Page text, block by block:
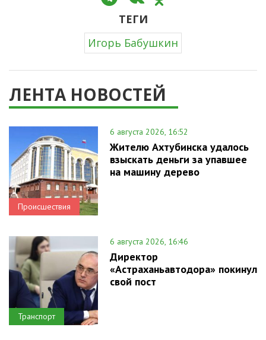
ТЕГИ
Игорь Бабушкин
ЛЕНТА НОВОСТЕЙ
Происшествия
6 августа 2026, 16:52
Жителю Ахтубинска удалось
взыскать деньги за упавшее
на машину дерево
Транспорт
6 августа 2026, 16:46
Директор
«Астраханьавтодора» покинул
свой пост